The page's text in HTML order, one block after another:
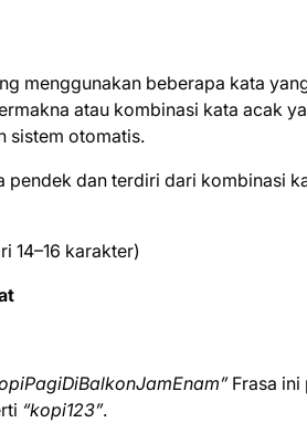
menggunakan beberapa kata
atau kombinasi kata acak
sistem otomatis.
dan terdiri dari kombinasi
14–16 karakter)
Frasa
“kopi123”.